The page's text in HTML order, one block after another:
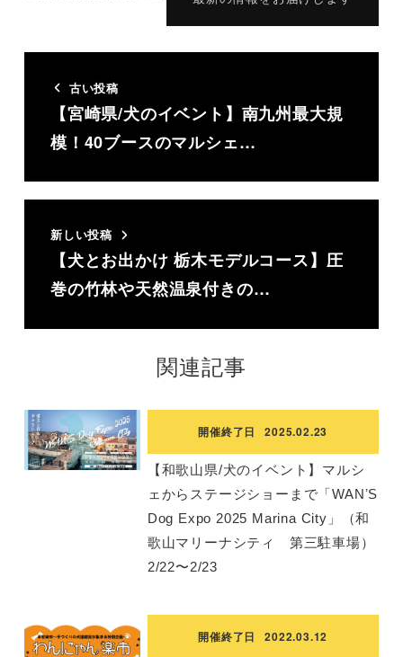
古い投稿
【宮崎県/犬のイベント】南九州最大規
模！40ブースのマルシェ…
新しい投稿
【犬とお出かけ 栃木モデルコース】圧
巻の竹林や天然温泉付きの…
関連記事
開催終了日 2025.02.23
【和歌山県/犬のイベント】マルシ
ェからステージショーまで「WANʼS
Dog Expo 2025 Marina City」（和
歌山マリーナシティ 第三駐車場）
2/22〜2/23
開催終了日 2022.03.12